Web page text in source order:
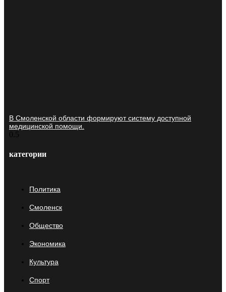
В Смоленской области формируют систему доступной
медицинской помощи.
категории
Политика
Смоленск
Общество
Экономика
Культура
Спорт